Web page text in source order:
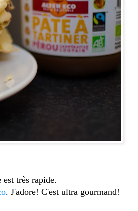
est très rapide.
. J'adore! C'est ultra gourmand!